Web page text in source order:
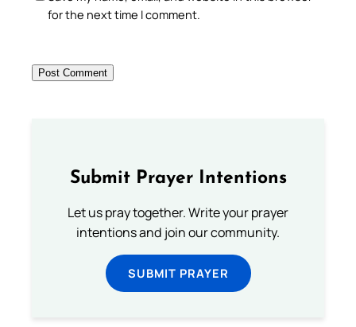
for the next time I comment.
Submit Prayer Intentions
Let us pray together. Write your prayer
intentions and join our community.
SUBMIT PRAYER